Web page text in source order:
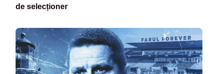
de selecționer